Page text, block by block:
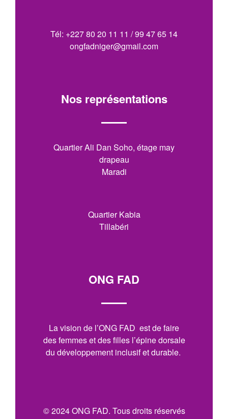
Tél: +227 80 20 11 11 / 99 47 65 14
ongfadniger@gmail.com
Nos représentations
Quartier Ali Dan Soho, étage may
drapeau
Maradi
Quartier Kabia
Tillabéri
ONG FAD
La vision de l’ONG FAD est de faire
des femmes et des filles l’épine dorsale
du développement inclusif et durable.
© 2024 ONG FAD. Tous droits réservés